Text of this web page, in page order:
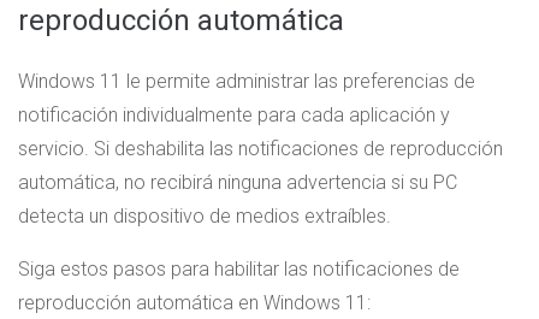
reproducción automática
Windows 11 le permite administrar las preferencias de
notificación individualmente para cada aplicación y
servicio. Si deshabilita las notificaciones de reproducción
automática, no recibirá ninguna advertencia si su PC
detecta un dispositivo de medios extraíbles.
Siga estos pasos para habilitar las notificaciones de
reproducción automática en Windows 11: